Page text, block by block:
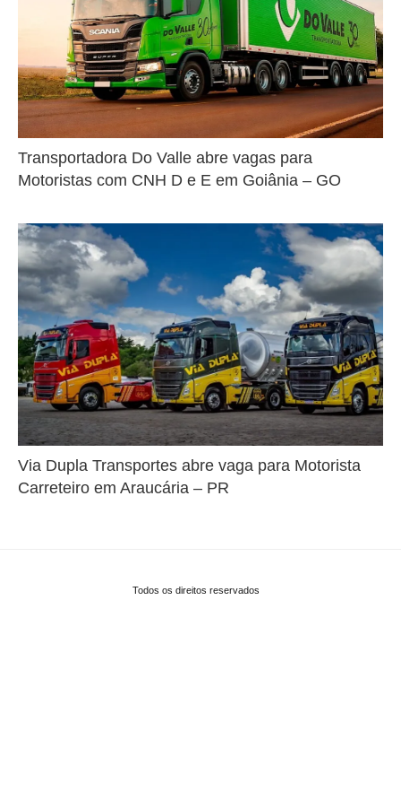
Transportadora Do Valle abre vagas para
Motoristas com CNH D e E em Goiânia – GO
Via Dupla Transportes abre vaga para Motorista
Carreteiro em Araucária – PR
Todos os direitos reservados